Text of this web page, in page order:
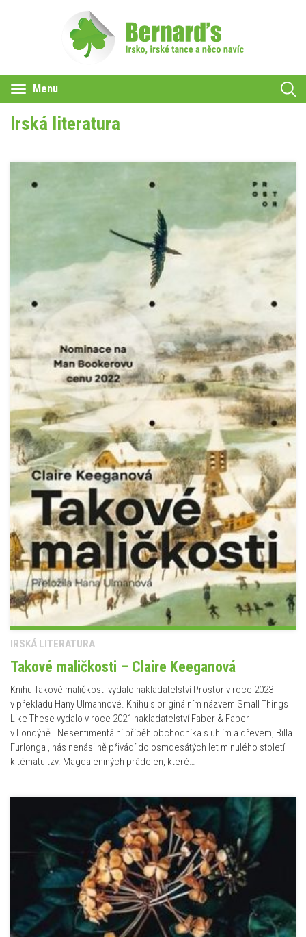
Menu
Irská literatura
IRSKÁ LITERATURA
Takové maličkosti – Claire Keeganová
Knihu Takové maličkosti vydalo nakladatelství Prostor v roce 2023
v překladu Hany Ulmannové. Knihu s originálním názvem Small Things
Like These vydalo v roce 2021 nakladatelství Faber & Faber
v Londýně. Nesentimentální příběh obchodníka s uhlím a dřevem, Billa
Furlonga , nás nenásilně přivádí do osmdesátých let minulého století
k tématu tzv. Magdaleniných prádelen, které…